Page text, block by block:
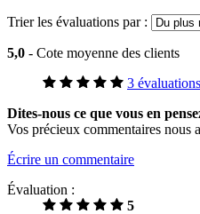
Trier les évaluations par :
5,0 - Cote moyenne des clients
3 évaluations
Dites-nous ce que vous en
Vos précieux commentaires nous
Écrire un commentaire
Évaluation :
5